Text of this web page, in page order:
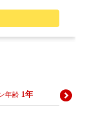
年齢 1年